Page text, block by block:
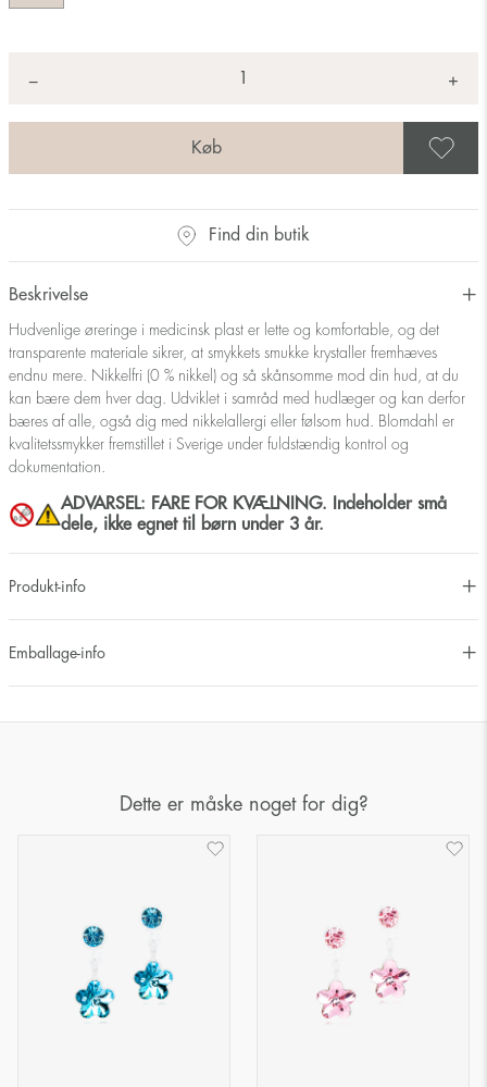
− +
Find din butik
Beskrivelse
Hudvenlige øreringe i medicinsk plast er lette og komfortable, og det
transparente materiale sikrer, at smykkets smukke krystaller fremhæves
endnu mere. Nikkelfri (0 % nikkel) og så skånsomme mod din hud, at du
kan bære dem hver dag. Udviklet i samråd med hudlæger og kan derfor
bæres af alle, også dig med nikkelallergi eller følsom hud. Blomdahl er
kvalitetssmykker fremstillet i Sverige under fuldstændig kontrol og
dokumentation.
ADVARSEL: FARE FOR KVÆLNING. Indeholder små
dele, ikke egnet til børn under 3 år.
Produkt-info
Emballage-info
Dette er måske noget for dig?